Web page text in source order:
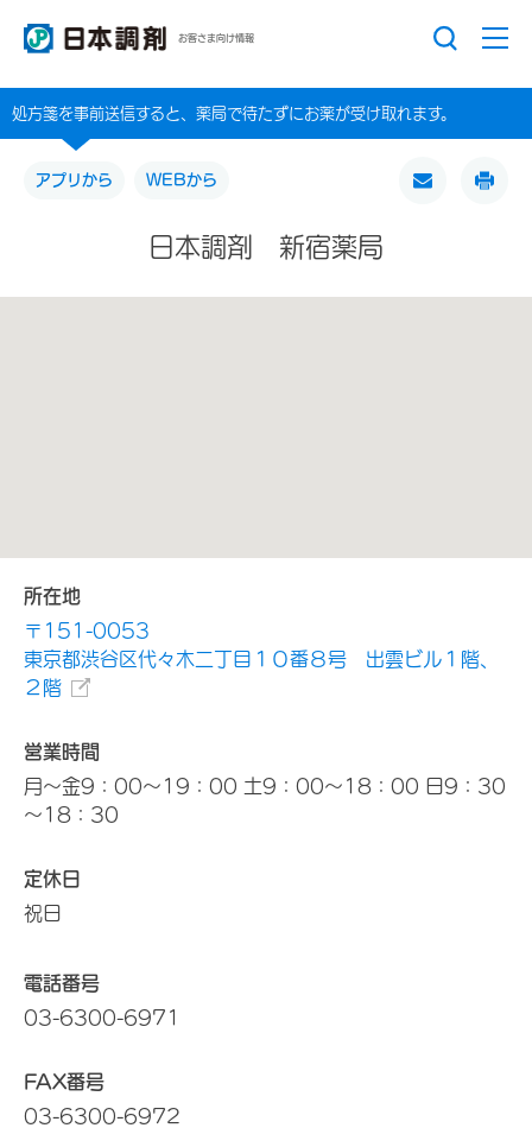
お客さま向け情報
処方箋を事前送信すると、薬局で待たずにお薬が受け取れます。
アプリから WEBから
日本調剤 新宿薬局
所在地
〒151-0053
東京都渋谷区代々木二丁目１０番８号 出雲ビル１階、
２階
営業時間
月～金9：00～19：00 土9：00～18：00 日9：30
～18：30
定休日
祝日
電話番号
03-6300-6971
FAX番号
03-6300-6972